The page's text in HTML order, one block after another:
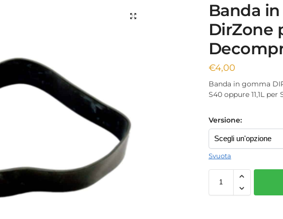
Banda
DirZone
€4,00
Banda in gomma
S40 oppure 11,1L per
Versione:
Svuota